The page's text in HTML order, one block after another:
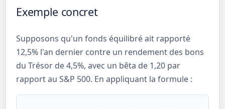
Exemple concret
Supposons qu'un fonds équilibré ait rapporté
12,5% l'an dernier contre un rendement des bons
du Trésor de 4,5%, avec un bêta de 1,20 par
rapport au S&P 500. En appliquant la formule :